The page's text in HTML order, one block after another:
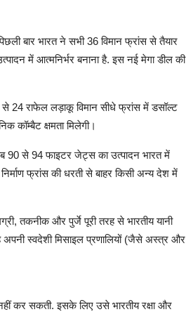
बार भारत ने सभी 36 विमान फ्रांस से तैयार
में आत्मनिर्भर बनाना है. इस नई मेगा डील की
24 राफेल लड़ाकू विमान सीधे फ्रांस में डसॉल्ट
कॉम्बैट क्षमता मिलेगी।
90 से 94 फाइटर जेट्स का उत्पादन भारत में
फ्रांस की धरती से बाहर किसी अन्य देश में
तकनीक और पुर्जे पूरी तरह से भारतीय यानी
स्वदेशी मिसाइल प्रणालियों (जैसे अस्त्र और
कर सकती. इसके लिए उसे भारतीय रक्षा और